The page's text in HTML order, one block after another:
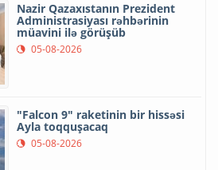
Nazir Qazaxıstanın Prezident
Administrasiyası rəhbərinin
müavini ilə görüşüb
05-08-2026
"Falcon 9" raketinin bir hissəsi
Ayla toqquşacaq
05-08-2026